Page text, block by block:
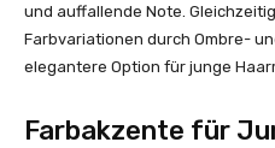
und auffallende Note.
Farbvariationen durch Ombre-
elegantere Option für junge
Farbakzente für